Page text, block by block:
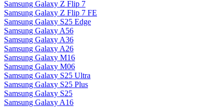
Samsung Galaxy Z Flip 7
Samsung Galaxy Z Flip 7 FE
Samsung Galaxy S25 Edge
Samsung Galaxy A56
Samsung Galaxy A36
Samsung Galaxy A26
Samsung Galaxy M16
Samsung Galaxy M06
Samsung Galaxy S25 Ultra
Samsung Galaxy S25 Plus
Samsung Galaxy S25
Samsung Galaxy A16